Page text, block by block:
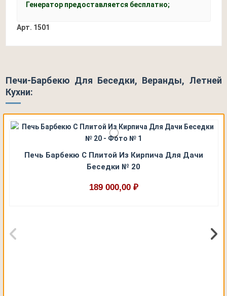
Генератор предоставляется бесплатно;
Арт. 1501
Печи-Барбекю Для Беседки, Веранды, Летней
Кухни:
Печь Барбекю С Плитой Из Кирпича Для Дачи
Беседки № 20
189 000,00 ₽